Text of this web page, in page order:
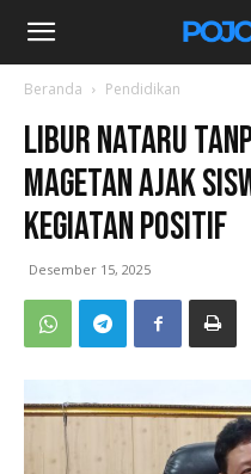
Beranda Pendidikan
Libur Nataru
Magetan Ajak
Kegiatan Positif
Desember 15, 2025